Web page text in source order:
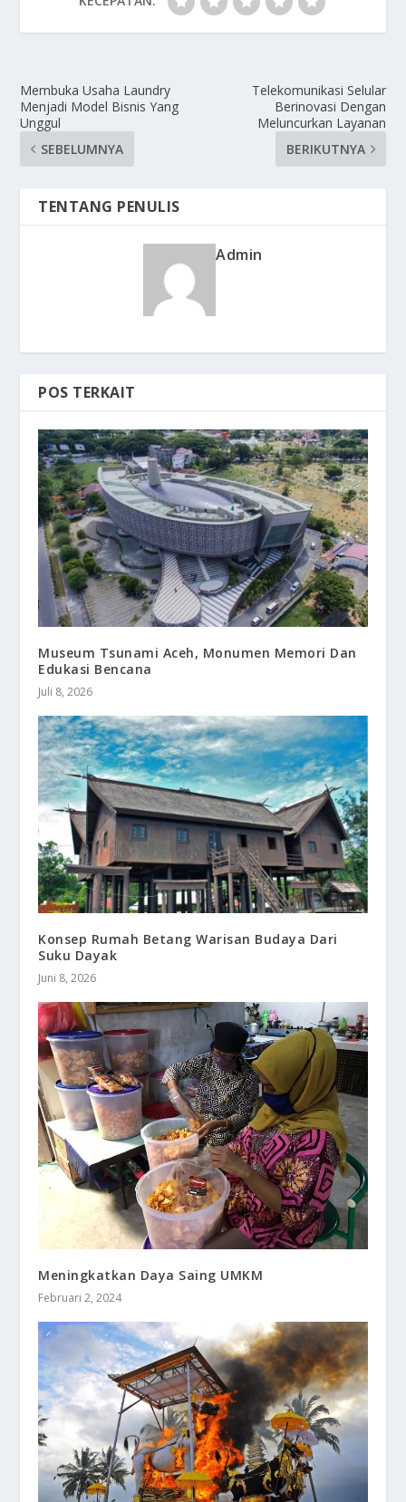
Membuka Usaha Laundry
Menjadi Model Bisnis Yang
Unggul
SEBELUMNYA
Telekomunikasi Selular
Berinovasi Dengan
Meluncurkan Layanan
BERIKUTNYA
TENTANG PENULIS
Admin
POS TERKAIT
Museum Tsunami Aceh, Monumen Memori Dan
Edukasi Bencana
Juli 8, 2026
Konsep Rumah Betang Warisan Budaya Dari
Suku Dayak
Juni 8, 2026
Meningkatkan Daya Saing UMKM
Februari 2, 2024